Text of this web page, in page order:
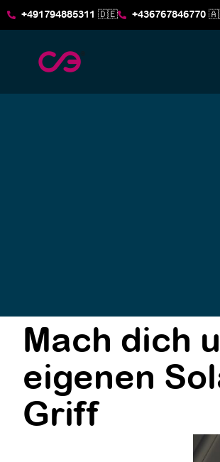
+491794885311 🇩🇪 +436767846770
Mach dich
eigenen
Griff